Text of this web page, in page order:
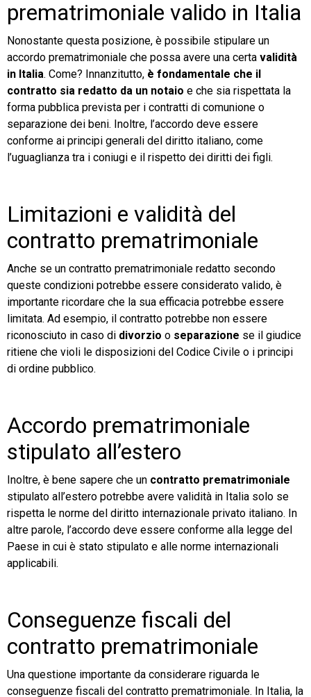
prematrimoniale valido in Italia
Nonostante questa posizione, è possibile stipulare un
accordo prematrimoniale che possa avere una certa validità
in Italia. Come? Innanzitutto, è fondamentale che il
contratto sia redatto da un notaio e che sia rispettata la
forma pubblica prevista per i contratti di comunione o
separazione dei beni. Inoltre, l’accordo deve essere
conforme ai principi generali del diritto italiano, come
l’uguaglianza tra i coniugi e il rispetto dei diritti dei figli.
Limitazioni e validità del
contratto prematrimoniale
Anche se un contratto prematrimoniale redatto secondo
queste condizioni potrebbe essere considerato valido, è
importante ricordare che la sua efficacia potrebbe essere
limitata. Ad esempio, il contratto potrebbe non essere
riconosciuto in caso di divorzio o separazione se il giudice
ritiene che violi le disposizioni del Codice Civile o i principi
di ordine pubblico.
Accordo prematrimoniale
stipulato all’estero
Inoltre, è bene sapere che un contratto prematrimoniale
stipulato all’estero potrebbe avere validità in Italia solo se
rispetta le norme del diritto internazionale privato italiano. In
altre parole, l’accordo deve essere conforme alla legge del
Paese in cui è stato stipulato e alle norme internazionali
applicabili.
Conseguenze fiscali del
contratto prematrimoniale
Una questione importante da considerare riguarda le
conseguenze fiscali del contratto prematrimoniale. In Italia, la